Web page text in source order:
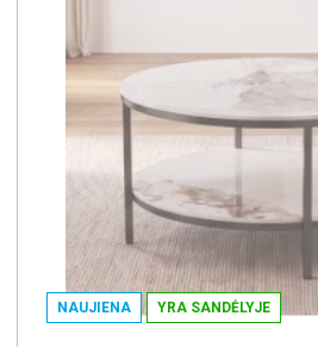
NAUJIENA YRA SANDĖLYJE